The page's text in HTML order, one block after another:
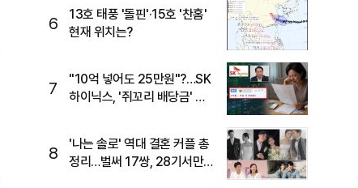
6
13호 태풍 '돌핀'·15호 '찬홈'
현재 위치는?
7
"10억 넣어도 25만원"?…SK
하이닉스, '쥐꼬리 배당금' 여
8
'나는 솔로' 역대 결혼 커플 총
정리…벌써 17쌍, 28기서만